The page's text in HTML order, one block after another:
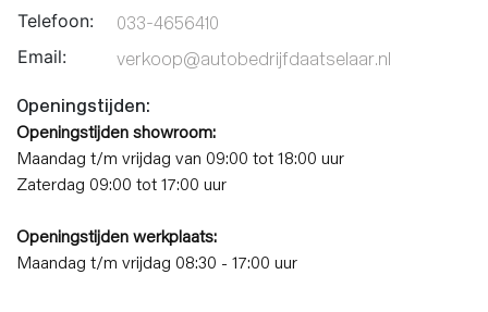
Telefoon: 033-4656410
Email: verkoop@autobedrijfdaatselaar.nl
Openingstijden:
Openingstijden showroom:
Maandag t/m vrijdag van 09:00 tot 18:00 uur
Zaterdag 09:00 tot 17:00 uur
Openingstijden werkplaats:
Maandag t/m vrijdag 08:30 - 17:00 uur